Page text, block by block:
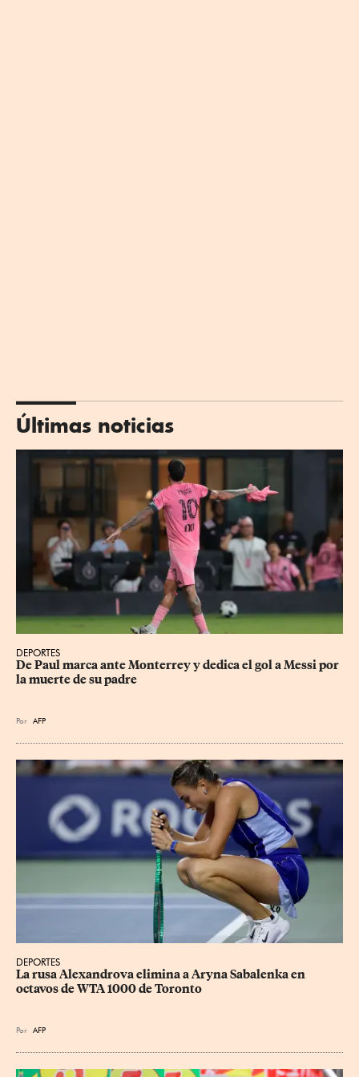
Últimas noticias
DEPORTES
De Paul marca ante Monterrey y dedica el gol a Messi por
la muerte de su padre
Por AFP
DEPORTES
La rusa Alexandrova elimina a Aryna Sabalenka en
octavos de WTA 1000 de Toronto
Por AFP